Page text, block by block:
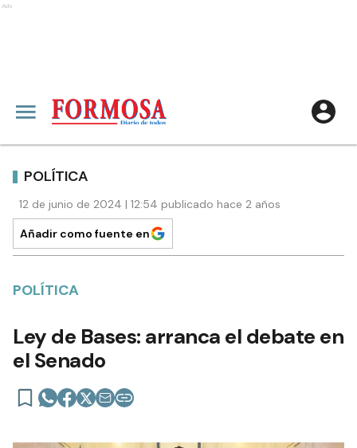
Ads
POLÍTICA
12 de junio de 2024 | 12:54 publicado hace 2 años
Añadir como fuente en
POLÍTICA
Ley de Bases: arranca el debate en
el Senado